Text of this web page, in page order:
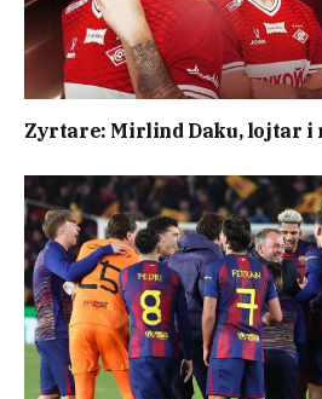
Zyrtare: Mirlind Daku, lojtar i